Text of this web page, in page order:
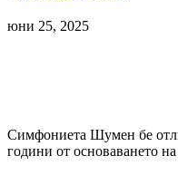
юни 25, 2025
Симфониета Шумен бе
години от основаването